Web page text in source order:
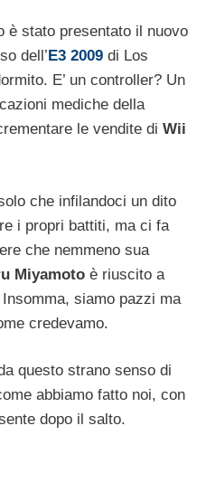
è stato presentato il nuovo
dell’ E3 2009 di Los
E’ un controller? Un
mediche della
le vendite di Wii
che infilandoci un dito
i propri battiti, ma ci fa
che nemmeno sua
Miyamoto è riuscito a
siamo pazzi ma
credevamo.
questo strano senso di
abbiamo fatto noi, con
dopo il salto.